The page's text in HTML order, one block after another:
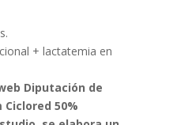
+ lactatemia en
Diputación de
50%